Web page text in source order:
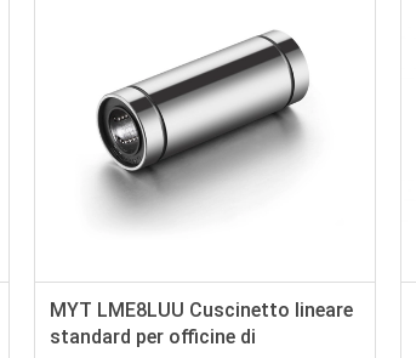
MYT LME8LUU Cuscinetto lineare
standard per officine di